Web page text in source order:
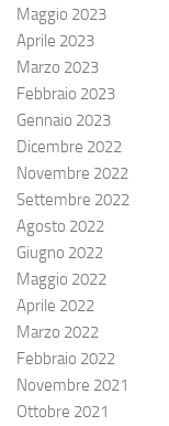
Maggio 2023
Aprile 2023
Marzo 2023
Febbraio 2023
Gennaio 2023
Dicembre 2022
Novembre 2022
Settembre 2022
Agosto 2022
Giugno 2022
Maggio 2022
Aprile 2022
Marzo 2022
Febbraio 2022
Novembre 2021
Ottobre 2021